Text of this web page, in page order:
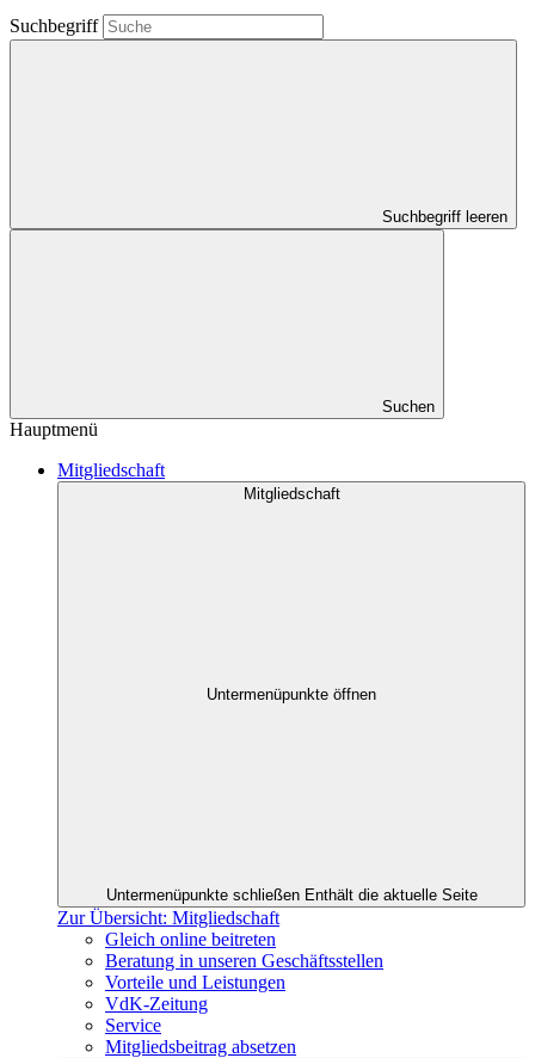
Suchbegriff
Suchbegriff leeren
Suchen
Hauptmenü
Mitgliedschaft
Mitgliedschaft
Untermenüpunkte öffnen
Untermenüpunkte schließen Enthält die aktuelle Seite
Zur Übersicht: Mitgliedschaft
Gleich online beitreten
Beratung in unseren Geschäftsstellen
Vorteile und Leistungen
VdK-Zeitung
Service
Mitgliedsbeitrag absetzen